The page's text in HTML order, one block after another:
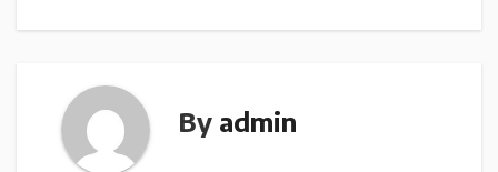
By admin